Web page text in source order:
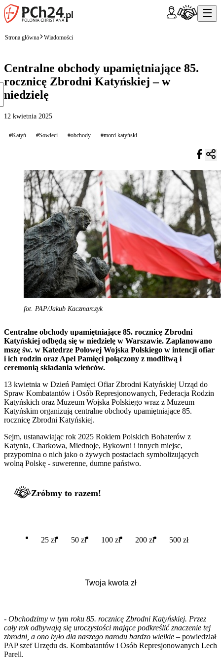
Strona główna Wiadomości
Centralne obchody upamiętniające 85.
rocznicę Zbrodni Katyńskiej – w
niedzielę
12 kwietnia 2025
#Katyń #Sowieci #obchody #mord katyński
fot. PAP/Jakub Kaczmarczyk
Centralne obchody upamiętniające 85. rocznicę Zbrodni
Katyńskiej odbędą się w niedzielę w Warszawie. Zaplanowano
mszę św. w Katedrze Polowej Wojska Polskiego w intencji ofiar
i ich rodzin oraz Apel Pamięci połączony z modlitwą i
ceremonią składania wieńców.
13 kwietnia w Dzień Pamięci Ofiar Zbrodni Katyńskiej Urząd do
Spraw Kombatantów i Osób Represjonowanych, Federacja Rodzin
Katyńskich oraz Muzeum Wojska Polskiego wraz z Muzeum
Katyńskim organizują centralne obchody upamiętniające 85.
rocznicę Zbrodni Katyńskiej.
Sejm, ustanawiając rok 2025 Rokiem Polskich Bohaterów z
Katynia, Charkowa, Miednoje, Bykowni i innych miejsc,
przypomina o nich jako o żywych postaciach symbolizujących
wolną Polskę - suwerenne, dumne państwo.
Zróbmy to razem!
25 zł 50 zł 100 zł 200 zł 500 zł
- Obchodzimy w tym roku 85. rocznicę Zbrodni Katyńskiej. Przez
cały rok odbywają się uroczystości mające podkreślić znaczenie tej
zbrodni, a ono było dla naszego narodu bardzo wielkie – powiedział
PAP szef Urzędu ds. Kombatantów i Osób Represjonowanych Lech
Parell.